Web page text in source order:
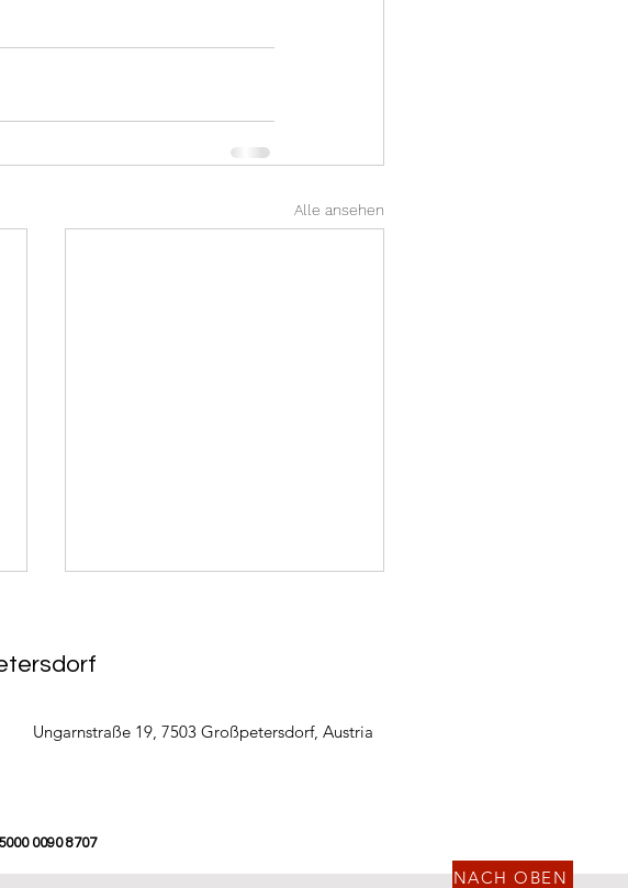
Alle ansehen
NACH OBEN
Ungarnstraße 19, 7503 Großpetersdorf, Austria
0090 8707